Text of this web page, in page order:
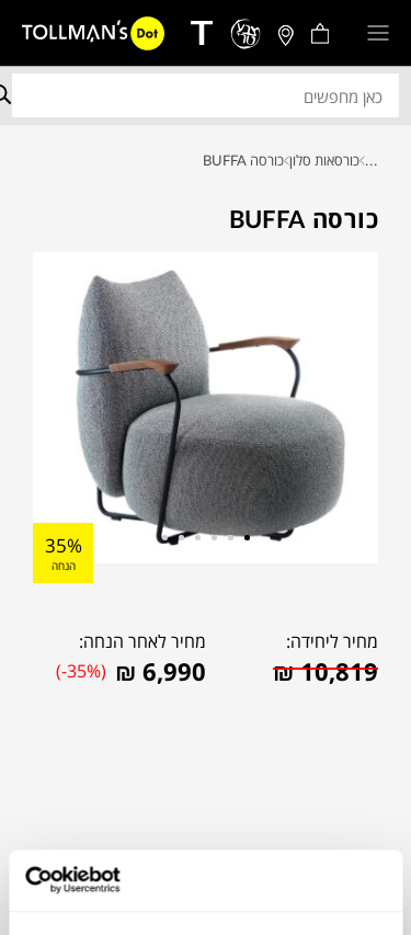
... כורסאות סלון כורסה BUFFA
כורסה BUFFA
35%
הנחה
מחיר ליחידה:
₪10,819
מחיר לאחר הנחה:
₪ 6,990
(-35%)